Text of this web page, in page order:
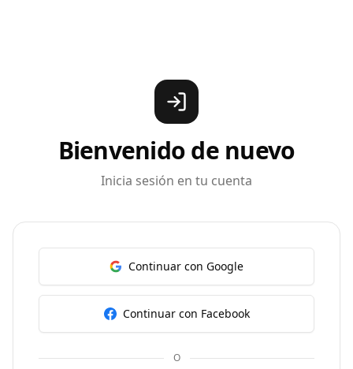
Bienvenido de nuevo
Inicia sesión en tu cuenta
Continuar con Google
Continuar con Facebook
O